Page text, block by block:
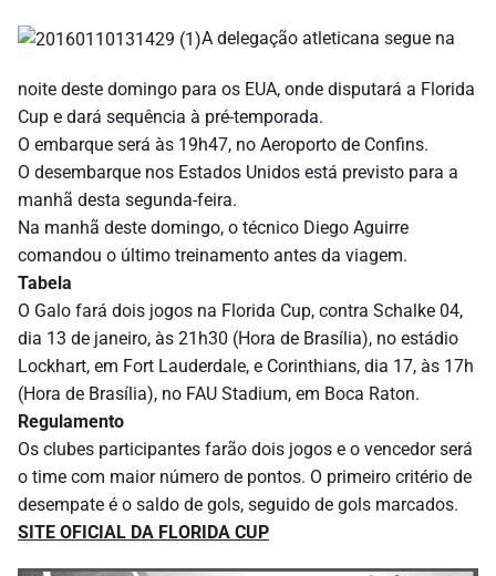
A delegação atleticana segue na
noite deste domingo para os EUA, onde disputará a Florida
Cup e dará sequência à pré-temporada.
O embarque será às 19h47, no Aeroporto de Confins.
O desembarque nos Estados Unidos está previsto para a
manhã desta segunda-feira.
Na manhã deste domingo, o técnico Diego Aguirre
comandou o último treinamento antes da viagem.
Tabela
O Galo fará dois jogos na Florida Cup, contra Schalke 04,
dia 13 de janeiro, às 21h30 (Hora de Brasília), no estádio
Lockhart, em Fort Lauderdale, e Corinthians, dia 17, às 17h
(Hora de Brasília), no FAU Stadium, em Boca Raton.
Regulamento
Os clubes participantes farão dois jogos e o vencedor será
o time com maior número de pontos. O primeiro critério de
desempate é o saldo de gols, seguido de gols marcados.
SITE OFICIAL DA FLORIDA CUP